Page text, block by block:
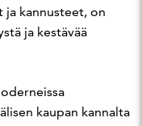
kannusteet, on
ja kestävää
kaupan kannalta